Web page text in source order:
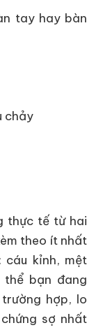
tay hay bàn
chảy
thực tế từ hai
theo ít nhất
cáu kỉnh, mệt
bạn đang
hợp, lo
sợ nhất